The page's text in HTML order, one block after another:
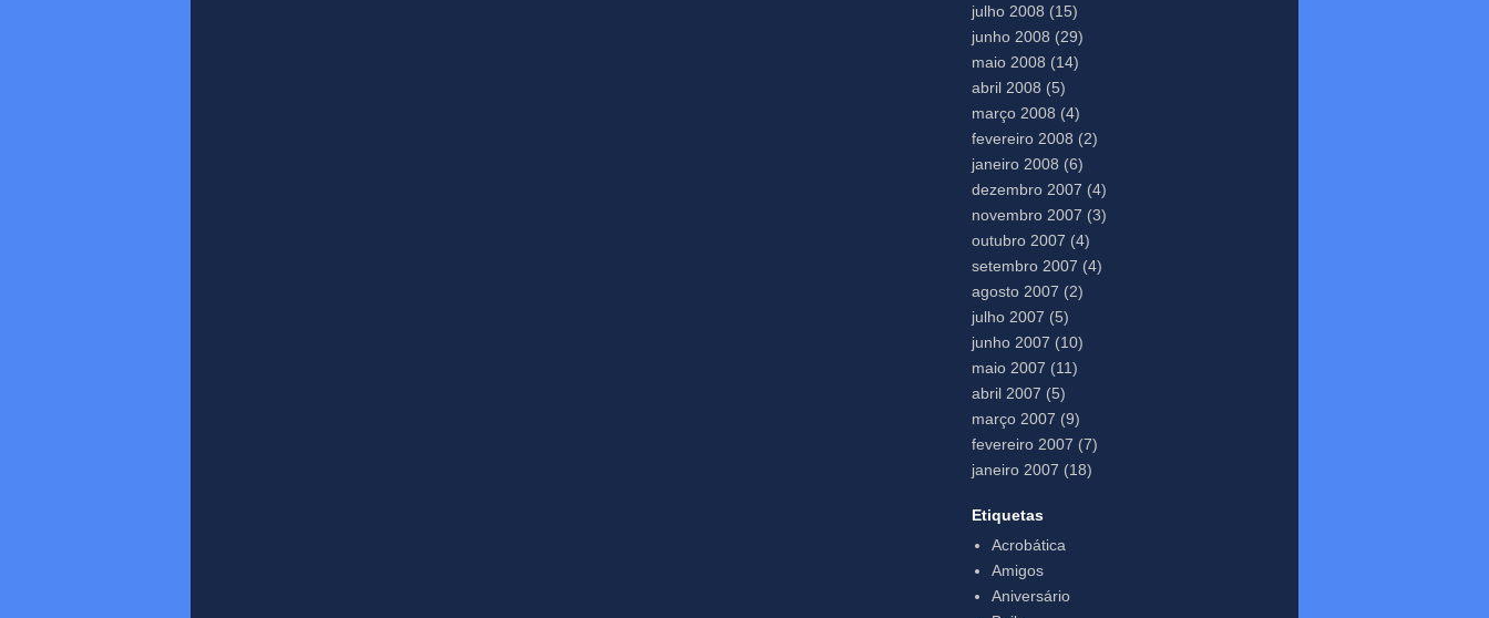
julho 2008 (15)
junho 2008 (29)
maio 2008 (14)
abril 2008 (5)
março 2008 (4)
fevereiro 2008 (2)
janeiro 2008 (6)
dezembro 2007 (4)
novembro 2007 (3)
outubro 2007 (4)
setembro 2007 (4)
agosto 2007 (2)
julho 2007 (5)
junho 2007 (10)
maio 2007 (11)
abril 2007 (5)
março 2007 (9)
fevereiro 2007 (7)
janeiro 2007 (18)
Etiquetas
Acrobática
Amigos
Aniversário